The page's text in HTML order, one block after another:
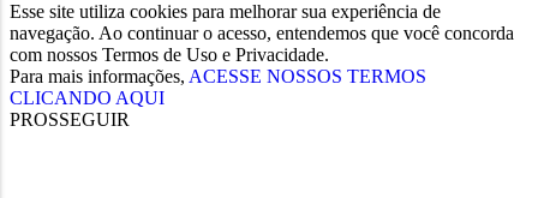
Esse site utiliza cookies para melhorar sua experiência de
navegação. Ao continuar o acesso, entendemos que você concorda
com nossos Termos de Uso e Privacidade.
Para mais informações, ACESSE NOSSOS TERMOS
CLICANDO AQUI
PROSSEGUIR